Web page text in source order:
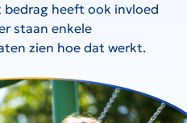
bedrag heeft ook invloed
staan enkele
zien hoe dat werkt.